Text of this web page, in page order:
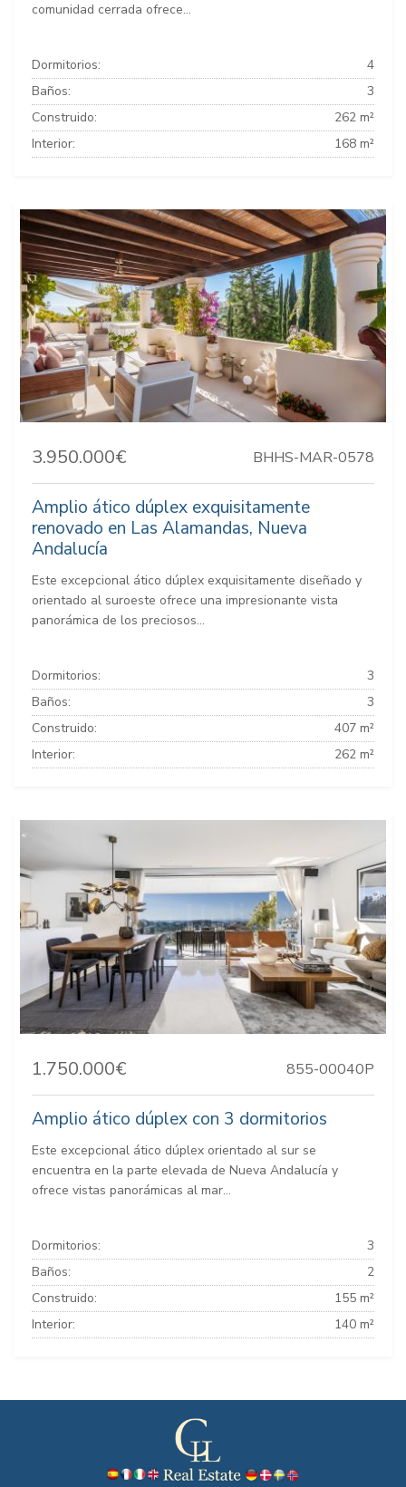
comunidad cerrada ofrece...
Dormitorios:
4
Baños:
3
Construido:
262 m²
Interior:
168 m²
3.950.000€ BHHS-MAR-0578
Amplio ático dúplex exquisitamente
renovado en Las Alamandas, Nueva
Andalucía
Este excepcional ático dúplex exquisitamente diseñado y
orientado al suroeste ofrece una impresionante vista
panorámica de los preciosos...
Dormitorios:
3
Baños:
3
Construido:
407 m²
Interior:
262 m²
1.750.000€ 855-00040P
Amplio ático dúplex con 3 dormitorios
Este excepcional ático dúplex orientado al sur se
encuentra en la parte elevada de Nueva Andalucía y
ofrece vistas panorámicas al mar...
Dormitorios:
3
Baños:
2
Construido:
155 m²
Interior:
140 m²